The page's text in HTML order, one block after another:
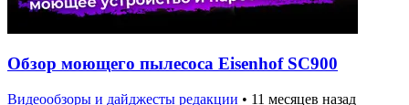
Обзор моющего пылесоса Eisenhof SC900
Видеообзоры и дайджесты редакции • 11 месяцев назад